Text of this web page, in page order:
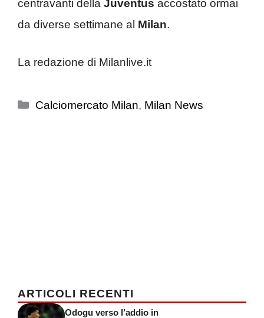
centravanti della Juventus accostato ormai
da diverse settimane al Milan.
La redazione di Milanlive.it
Categorie
Calciomercato Milan, Milan News
ARTICOLI RECENTI
Odogu verso l’addio in